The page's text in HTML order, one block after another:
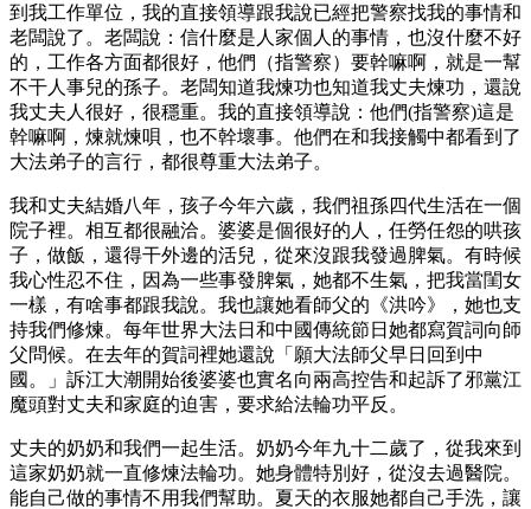
到我工作單位，我的直接領導跟我說已經把警察找我的事情和
老闆說了。老闆說：信什麼是人家個人的事情，也沒什麼不好
的，工作各方面都很好，他們（指警察）要幹嘛啊，就是一幫
不干人事兒的孫子。老闆知道我煉功也知道我丈夫煉功，還說
我丈夫人很好，很穩重。我的直接領導說：他們(指警察)這是
幹嘛啊，煉就煉唄，也不幹壞事。他們在和我接觸中都看到了
大法弟子的言行，都很尊重大法弟子。
我和丈夫結婚八年，孩子今年六歲，我們祖孫四代生活在一個
院子裡。相互都很融洽。婆婆是個很好的人，任勞任怨的哄孩
子，做飯，還得干外邊的活兒，從來沒跟我發過脾氣。有時候
我心性忍不住，因為一些事發脾氣，她都不生氣，把我當閨女
一樣，有啥事都跟我說。我也讓她看師父的《洪吟》，她也支
持我們修煉。每年世界大法日和中國傳統節日她都寫賀詞向師
父問候。在去年的賀詞裡她還說「願大法師父早日回到中
國。」訴江大潮開始後婆婆也實名向兩高控告和起訴了邪黨江
魔頭對丈夫和家庭的迫害，要求給法輪功平反。
丈夫的奶奶和我們一起生活。奶奶今年九十二歲了，從我來到
這家奶奶就一直修煉法輪功。她身體特別好，從沒去過醫院。
能自己做的事情不用我們幫助。夏天的衣服她都自己手洗，讓